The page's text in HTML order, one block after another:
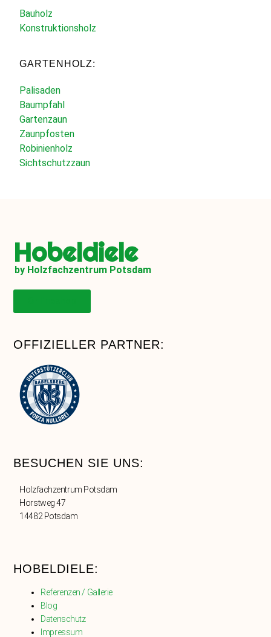
Bauholz
Konstruktionsholz
GARTENHOLZ:
Palisaden
Baumpfahl
Gartenzaun
Zaunpfosten
Robinienholz
Sichtschutzzaun
Hobeldiele
by Holzfachzentrum Potsdam
OFFIZIELLER PARTNER:
BESUCHEN SIE UNS:
Holzfachzentrum Potsdam
Horstweg 47
14482 Potsdam
HOBELDIELE:
Referenzen / Gallerie
Blog
Datenschutz
Impressum